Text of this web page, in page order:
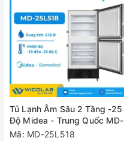
Tủ Lạnh Âm Sâu 2 Tầng -25
Độ Midea - Trung Quốc MD-
25L518 | 518 Lít
Mã: MD-25L518